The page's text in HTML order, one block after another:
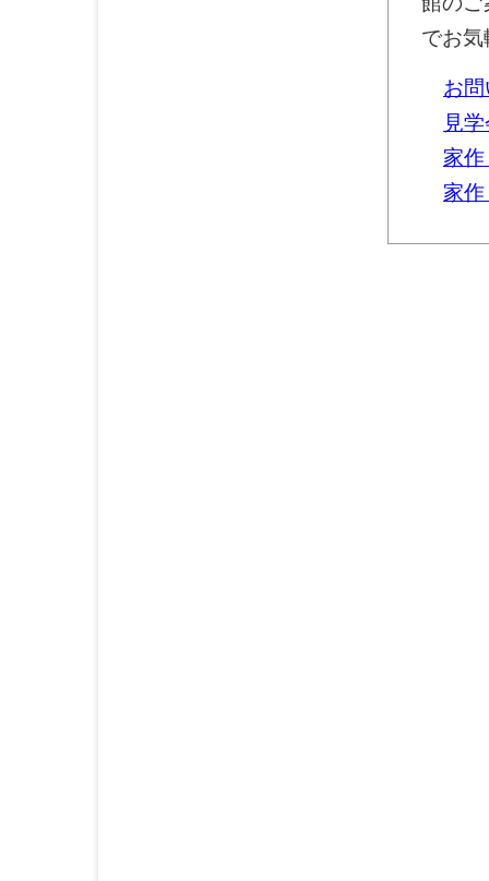
でお
お
見
家
家